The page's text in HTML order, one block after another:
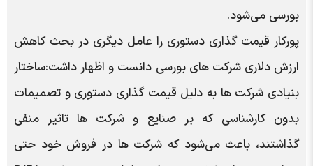
بورسی می‌شود.
پورکار قیمت گذاری دستوری را عامل دیگری در بحث کاهش
ارزش دلاری شرکت های بورسی دانست و اظهار داشت:ساختار
بنیادی شرکت ها به دلیل قیمت گذاری دستوری و تصمیمات
بدون کارشناسی که بر صنایع و شرکت ها تاثیر منفی
گذاشتند، باعث می‌شود که شرکت ها در فروش خود حتی